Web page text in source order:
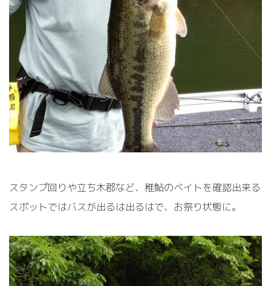
スタンプ回りや立ち木郡など、稚鮎のベイトを確認出来る
スポットではバスが出るは出るはで、お祭り状態に。